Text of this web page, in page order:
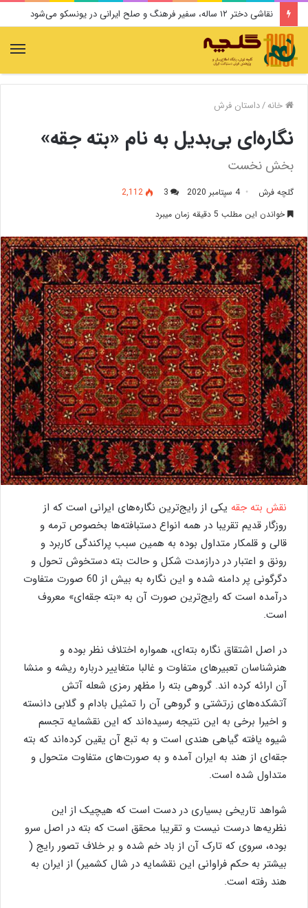
نقاشی دختر ۱۲ ساله، سفیر فرهنگ و صلح ایرانی در یونسکو می‌شود
خانه/داستان فرش
نگاره‌ای بی‌بدیل به نام «بته جقه»
بخش نخست
گلچه فرش 4 سپتامبر 2020 3
2,112
خواندن این مطلب 5 دقیقه زمان میبرد
نقش بته جقه یکی از رایج‌ترین نگاره‌های ایرانی است که از
روزگار قدیم تقریبا در همه انواع دستبافته‌ها بخصوص ترمه و
قالی و قلمکار متداول بوده به همین سبب پراکندگی کاربرد و
رونق و اعتبار در درازمدت شکل و حالت بته دستخوش تحول و
دگرگونی پر دامنه شده و این نگاره به بیش از 60 صورت متفاوت
درآمده است که رایج‌ترین صورت آن به «بته جقه‌ای» معروف
است.
در اصل اشتقاق نگاره بته‌ای، همواره اختلاف نظر بوده و
هنرشناسان تعبیرهای متفاوت و غالبا متغاییر درباره ریشه و منشا
آن ارائه کرده اند. گروهی بته را مظهر رمزی شعله آتش
آتشکده‌های زرتشتی و گروهی آن را تمثیل بادام و گلابی دانسته
و اخیرا برخی به این نتیجه رسیده‌اند که این نقشمایه تجسم
شیوه یافته گیاهی هندی است و به تبع آن یقین کرده‌اند که بته
جقه‌ای از هند به ایران آمده و به صورت‌های متفاوت متحول و
متداول شده است.
شواهد تاریخی بسیاری در دست است که هیچیک از این
نظریه‌ها درست نیست و تقریبا محقق است که بته در اصل سرو
بوده، سروی که تارک آن از باد خم شده و بر خلاف تصور رایج (
بیشتر به حکم فراوانی این نقشمایه در شال کشمیر) از ایران به
هند رفته است.